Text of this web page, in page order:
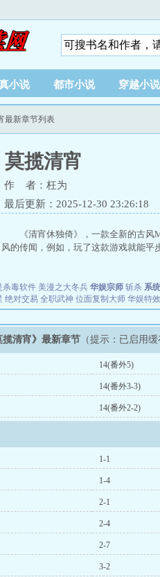
小说 都市小说 穿越小说
最新章节列表
莫揽清宵
作 者：枉为
最后更新：2025-12-30 23:26:18
《清宵休独倚》，一款全新的古
风的传闻，例如，玩了这款游戏就能平
杀毒软件 美漫之大冬兵 华娱宗师 斩杀 系
绝对交易 全职武神 位面复制大师 华娱特
揽清宵》最新章节 （提示：已启用
14(番外5)
14(番外3-3)
14(番外2-2)
1-1
1-4
2-1
2-4
2-7
3-2